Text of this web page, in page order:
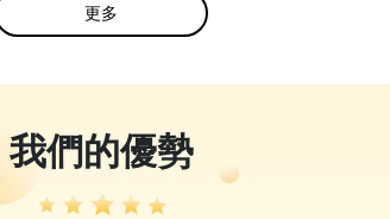
更多
我們的優勢